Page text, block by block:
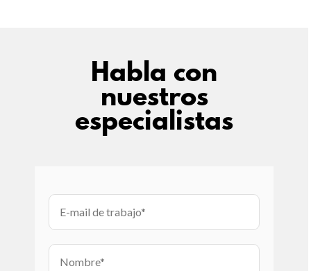
Habla con
nuestros
especialistas